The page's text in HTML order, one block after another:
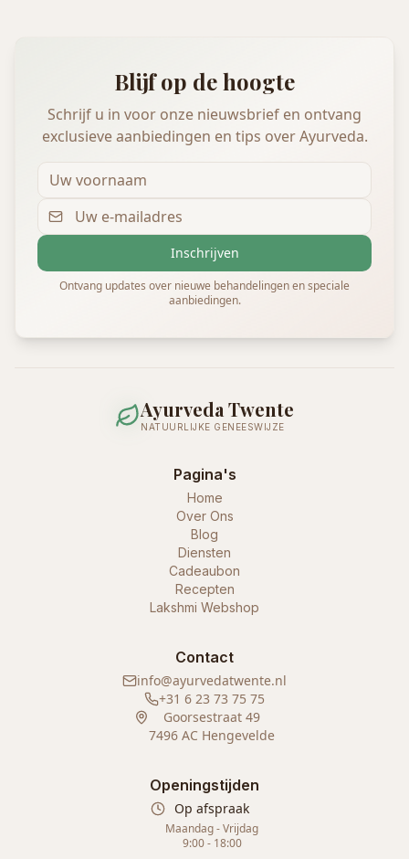
Blijf op de hoogte
Schrijf u in voor onze nieuwsbrief en ontvang
exclusieve aanbiedingen en tips over Ayurveda.
Inschrijven
Ontvang updates over nieuwe behandelingen en speciale
aanbiedingen.
Ayurveda Twente
NATUURLIJKE GENEESWIJZE
Pagina's
Home
Over Ons
Blog
Diensten
Cadeaubon
Recepten
Lakshmi Webshop
Contact
info@ayurvedatwente.nl
+31 6 23 73 75 75
Goorsestraat 49
7496 AC Hengevelde
Openingstijden
Op afspraak
Maandag - Vrijdag
9:00 - 18:00